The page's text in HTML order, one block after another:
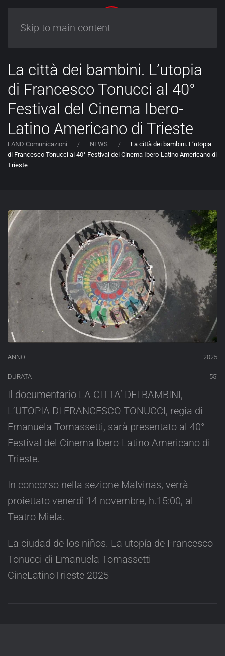
Skip to main content
La città dei bambini. L’utopia
di Francesco Tonucci al 40°
Festival del Cinema Ibero-
Latino Americano di Trieste
LAND Comunicazioni NEWS
La città dei bambini. L’utopia
di Francesco Tonucci al 40° Festival del Cinema Ibero-Latino Americano di
Trieste
ANNO 2025
DURATA 55′
Il documentario LA CITTA’ DEI BAMBINI,
L’UTOPIA DI FRANCESCO TONUCCI, regia di
Emanuela Tomassetti, sarà presentato al 40°
Festival del Cinema Ibero-Latino Americano di
Trieste.
In concorso nella sezione Malvinas, verrà
proiettato venerdì 14 novembre, h.15:00, al
Teatro Miela.
La ciudad de los niños. La utopía de Francesco
Tonucci di Emanuela Tomassetti –
CineLatinoTrieste 2025